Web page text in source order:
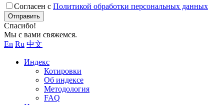
Согласен с Политикой обработки персональных данных
Отправить
Спасибо!
Мы с вами свяжемся.
En Ru 中文
Индекс
Котировки
Об индексе
Методология
FAQ